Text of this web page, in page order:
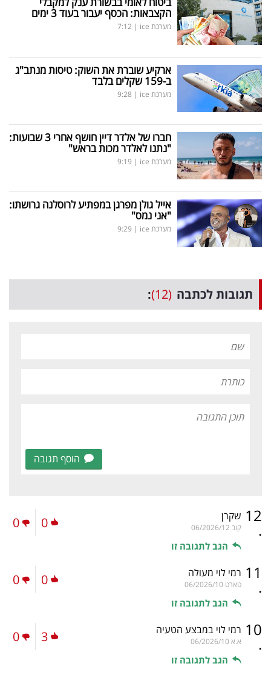
הקצבאות: הכסף יעבור בעוד 3 ימים
מערכת ice |
7:12
ארקיע שוברת את השוק: טיסות מנתב"ג
ב-159 שקלים בלבד
מערכת ice |
9:28
חברו של אלדר דיין חושף אחרי 3 שבועות:
"נתנו לאלדר מכות בראש"
מערכת ice |
9:19
אייל גולן מפרגן במפתיע לרוסלנה גרושתו:
"אני נמס"
מערכת ice |
9:29
תגובות לכתבה (12)
:
הוסף תגובה
12
.
שקרן
קוב 06/2026/12
הגב לתגובה זו
0
0
11
.
רמי לוי מעולה
טארט 06/2026/10
הגב לתגובה זו
0
0
10
.
רמי לוי במבצע הטעיה
א.א 06/2026/10
הגב לתגובה זו
3
0